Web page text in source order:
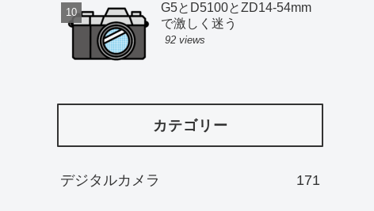
G5とD5100とZD14-54mm
で激しく迷う
92 views
カテゴリー
デジタルカメラ 171